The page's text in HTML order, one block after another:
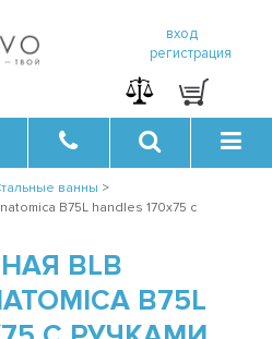
вход
регистрация
ванны >
B75L handles 170x75 с
BLB
B75L